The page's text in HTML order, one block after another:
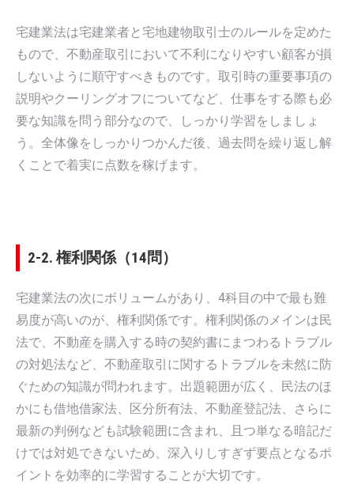
宅建業法は宅建業者と宅地建物取引士のルールを定めた
もので、不動産取引において不利になりやすい顧客が損
しないように順守すべきものです。取引時の重要事項の
説明やクーリングオフについてなど、仕事をする際も必
要な知識を問う部分なので、しっかり学習をしましょ
う。全体像をしっかりつかんだ後、過去問を繰り返し解
くことで着実に点数を稼げます。
2-2. 権利関係（14問）
宅建業法の次にボリュームがあり、4科目の中で最も難
易度が高いのが、権利関係です。権利関係のメインは民
法で、不動産を購入する時の契約書にまつわるトラブル
の対処法など、不動産取引に関するトラブルを未然に防
ぐための知識が問われます。出題範囲が広く、民法のほ
かにも借地借家法、区分所有法、不動産登記法、さらに
最新の判例なども試験範囲に含まれ、且つ単なる暗記だ
けでは対処できないため、深入りしすぎず要点となるポ
イントを効率的に学習することが大切です。